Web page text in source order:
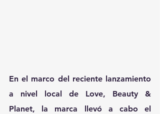
En el marco del reciente lanzamiento
a nivel local de Love, Beauty &
Planet, la marca llevó a cabo el